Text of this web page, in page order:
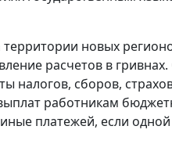
новых
расчетов в
налогов, сборов,
работникам
платежей, если одной